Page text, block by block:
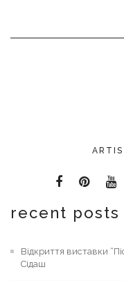
recent posts
Відкриття виставки
Сідаш